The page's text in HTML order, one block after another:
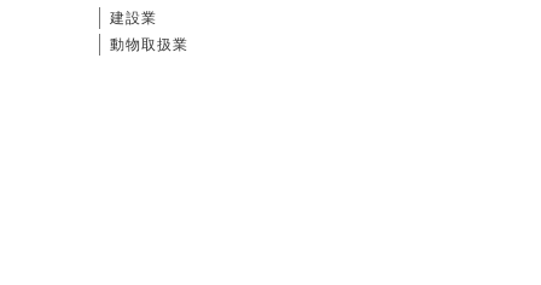
建設業
動物取扱業